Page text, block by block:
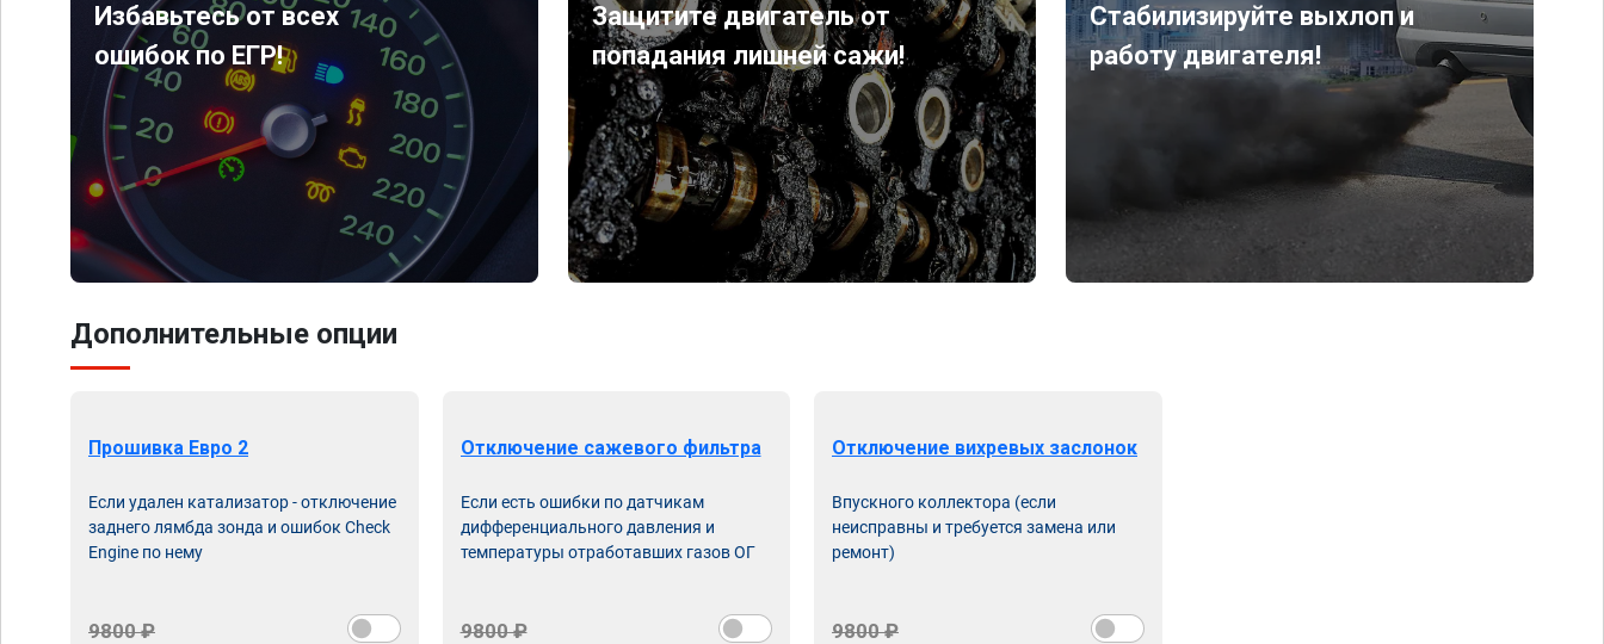
Избавьтесь от всех
ошибок по ЕГР!
Защитите двигатель от
попадания лишней сажи!
Стабилизируйте выхлоп и
работу двигателя!
Дополнительные опции
Прошивка Евро 2
Если удален катализатор - отключение
заднего лямбда зонда и ошибок Check
Engine по нему
9800 ₽
Отключение сажевого фильтра
Если есть ошибки по датчикам
дифференциального давления и
температуры отработавших газов ОГ
9800 ₽
Отключение вихревых заслонок
Впускного коллектора (если
неисправны и требуется замена или
ремонт)
9800 ₽